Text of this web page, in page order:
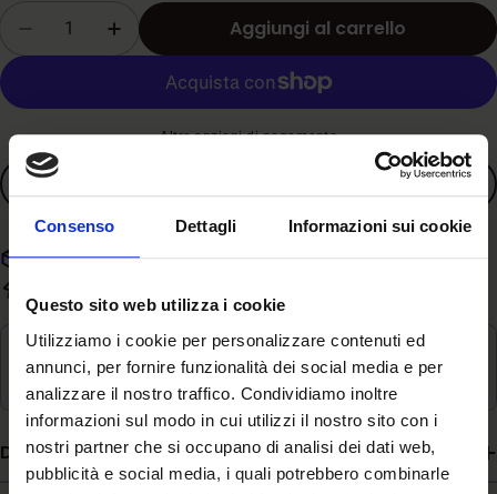
Consenso Dettagli Informazioni sui cookie
Questo sito web utilizza i cookie
Utilizziamo i cookie per personalizzare contenuti ed
annunci, per fornire funzionalità dei social media e per
analizzare il nostro traffico. Condividiamo inoltre
informazioni sul modo in cui utilizzi il nostro sito con i
nostri partner che si occupano di analisi dei dati web,
pubblicità e social media, i quali potrebbero combinarle
Diminuisci la quantità per Manitoba -
Aumenta la quantità per Manitoba
Aggiungi al carrello
Altre opzioni di pagamento
Spedizione gratuita con spesa superiore a 59€
Ritiro disponibile in Magazzino
Di solito pronto in 24 ore
Descrizione